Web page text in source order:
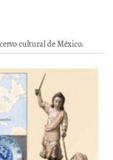
cultural de México.